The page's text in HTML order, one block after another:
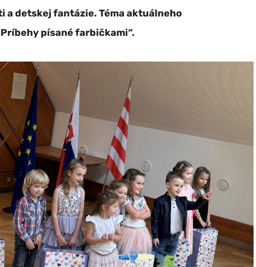
a detskej fantázie. Téma aktuálneho
písané farbičkami“.